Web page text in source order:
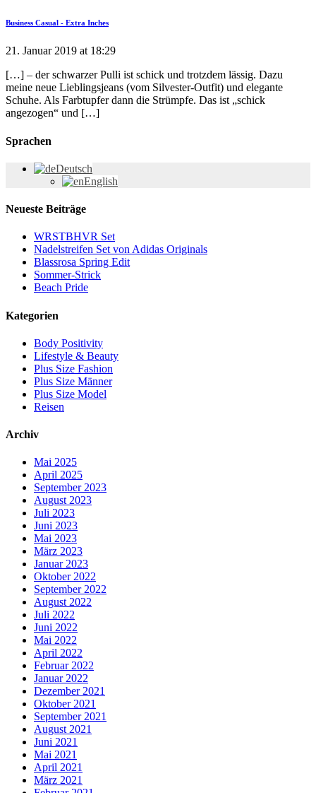
Business Casual - Extra Inches
21. Januar 2019 at 18:29
[…] – der schwarzer Pulli ist schick und trotzdem lässig. Dazu
meine neue Lieblingsjeans (vom Silvester-Outfit) und elegante
Schuhe. Als Farbtupfer dann die Strümpfe. Das ist „schick
angezogen“ und […]
Sprachen
Deutsch
English
Neueste Beiträge
WRSTBHVR Set
Nadelstreifen Set von Adidas Originals
Blassrosa Spring Edit
Sommer-Strick
Beach Pride
Kategorien
Body Positivity
Lifestyle & Beauty
Plus Size Fashion
Plus Size Männer
Plus Size Model
Reisen
Archiv
Mai 2025
April 2025
September 2023
August 2023
Juli 2023
Juni 2023
Mai 2023
März 2023
Januar 2023
Oktober 2022
September 2022
August 2022
Juli 2022
Juni 2022
Mai 2022
April 2022
Februar 2022
Januar 2022
Dezember 2021
Oktober 2021
September 2021
August 2021
Juni 2021
Mai 2021
April 2021
März 2021